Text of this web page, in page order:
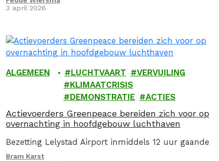
zee een…
3 april 2026
ALGEMEEN LUCHTVAART
VERVUILING
KLIMAATCRISIS
DEMONSTRATIE
ACTIES
Actievoerders Greenpeace bereiden zich voor op
overnachting in hoofdgebouw luchthaven
Bezetting Lelystad Airport inmiddels 12 uur gaande
Bram Karst